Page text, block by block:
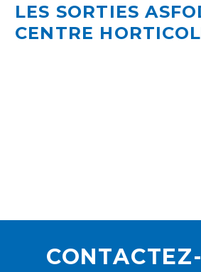
LES SORTIES
CENTRE